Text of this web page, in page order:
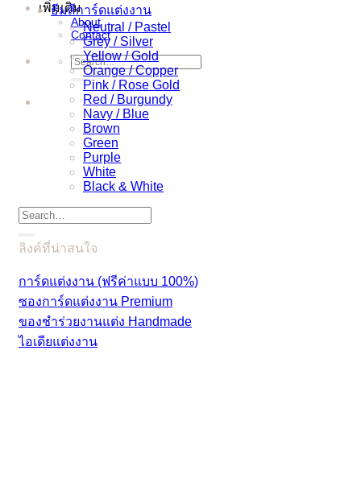
เพิ่มเติม
About
Contact
Search
for:
ธีมสีการ์ดแต่งงาน
Neutral / Pastel
Grey / Silver
Yellow / Gold
Orange / Copper
Pink / Rose Gold
Red / Burgundy
Navy / Blue
Brown
Green
Purple
White
Black & White
Search
for:
ลิงค์ที่น่าสนใจ
การ์ดแต่งงาน (ฟรีค่าแบบ 100%)
ซองการ์ดแต่งงาน Premium
ของชำร่วยงานแต่ง Handmade
ไอเดียแต่งงาน